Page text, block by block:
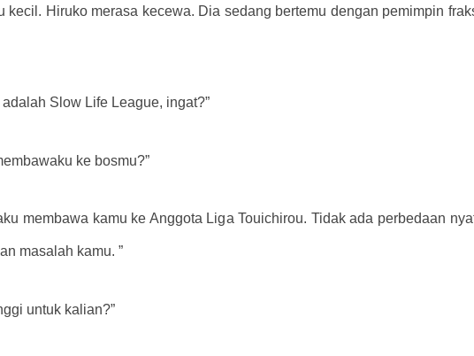
kecil. Hiruko merasa kecewa. Dia sedang bertemu dengan pemimpin
Slow Life League, ingat?”
ke bosmu?”
membawa kamu ke Anggota Liga Touichirou. Tidak ada perbedaan
masalah kamu. ”
untuk kalian?”